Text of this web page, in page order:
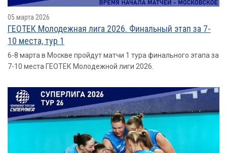
05 марта 2026
ГЕОТЕК Молодежная лига 2026. Финальный этап за 7-
10 места, тур 1
6-8 марта в Москве пройдут матчи 1 тура финального этапа за
7-10 места ГЕОТЕК Молодежной лиги 2026.